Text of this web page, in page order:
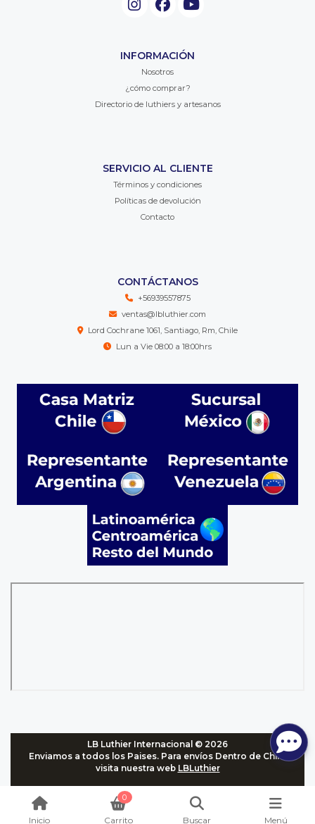
INFORMACIÓN
Nosotros
¿cómo comprar?
Directorio de luthiers y artesanos
SERVICIO AL CLIENTE
Términos y condiciones
Políticas de devolución
Contacto
CONTÁCTANOS
+56939557875
ventas@lbluthier.com
Lord Cochrane 1061, Santiago, Rm, Chile
Lun a Vie 08:00 a 18:00hrs
LB Luthier Internacional © 2026
Enviamos a todos los Paises. Para envíos Dentro de Chile,
visita nuestra web LBLuthier
Inicio
0
Carrito Buscar Menú